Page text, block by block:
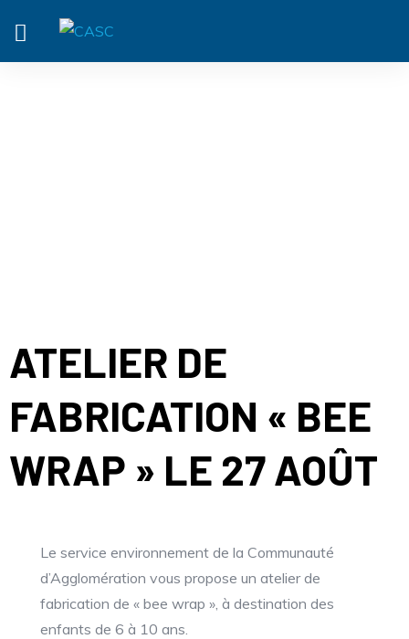
ATELIER DE
FABRICATION « BEE
WRAP » LE 27 AOÛT
Le service environnement de la Communauté
d’Agglomération vous propose un atelier de
fabrication de « bee wrap », à destination des
enfants de 6 à 10 ans.